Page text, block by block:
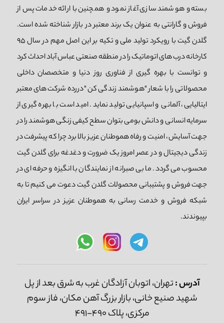
بسته و هوشمند سازی آغاز نمود و همچنین با ارائه خدمات پس از
فروش و گارانتی به عنوان یک برند معتبر در بازار شناخته شده است.
گلدن گیت با رویکرد تولید ملی و تکیه بر این اصل مهم در سال 95
کارخانه درب های اتوماتیک را در منطقه صنعتی عباس آباد احداث کرد
و توانست با بهره گیری از فناوری روز دنیا و متخصصان داخلی
محصولاتی را با شعار "هوشمند زندگی کن "دررده شرکت های معتبر
ایتالیایی، آلمانی و اسپانیایی تولید نماید. امید است با بهره گیری از
سرمایه انسانی و دانش بومی بتوان سطح کیفی زنگی هوشمند را در
جهت آسایش، امنیت و رفاه هموطنان عزیز بالا برد چرا که پیشرفت در
زندگی دیجیتال و در عصر امروز یک ضرورت و دغدغه برای گلدن گیت
محسوب می گردد. ما بی صبرانه از نمایندگان با انگیزه و حرفه ای در
جهت فروش و پشتیبانی محصولات گلدن گیت دعوت می کنیم تا به
شبکه فروش و خدمت رسانی به هموطنان عزیز در سراسر ایران
بپیوندند.
آدرس :تهران، اتوبان آزادگان غرب به شرق بعد از پل
شهید صنیع خانی، بازار بزرگ آهن مکان، فاز سوم
مرکزی، پلاک 490-491